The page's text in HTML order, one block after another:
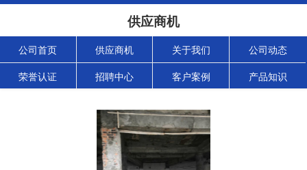
供应商机
公司首页 供应商机 关于我们 公司动态
荣誉认证 招聘中心 客户案例 产品知识